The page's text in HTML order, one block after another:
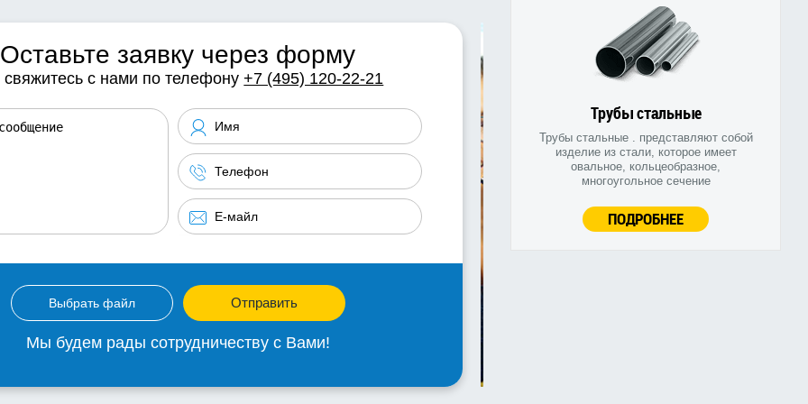
Трубы стальные
Трубы стальные . представляют собой
изделие из стали, которое имеет
овальное, кольцеобразное,
многоугольное сечение
ПОДРОБНЕЕ
Оставьте заявку через форму
свяжитесь с нами по телефону+7 (495) 120-22-21
Выбрать файл Отправить
Мы будем рады сотрудничеству с Вами!